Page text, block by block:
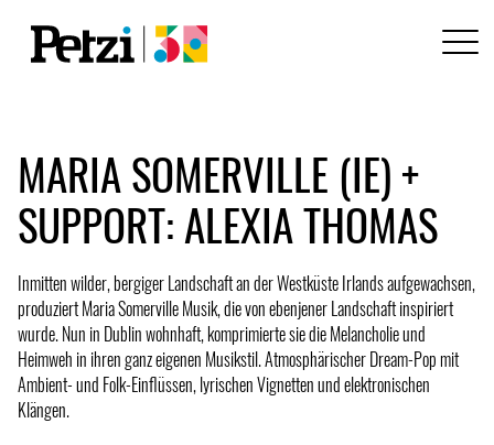
MARIA SOMERVILLE (IE) +
SUPPORT: ALEXIA THOMAS
Inmitten wilder, bergiger Landschaft an der Westküste Irlands aufgewachsen,
produziert Maria Somerville Musik, die von ebenjener Landschaft inspiriert
wurde. Nun in Dublin wohnhaft, komprimierte sie die Melancholie und
Heimweh in ihren ganz eigenen Musikstil. Atmosphärischer Dream-Pop mit
Ambient- und Folk-Einflüssen, lyrischen Vignetten und elektronischen
Klängen.